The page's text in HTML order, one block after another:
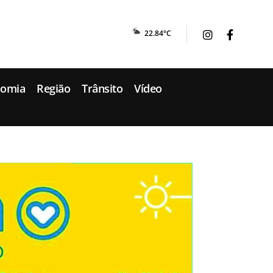
22.84°C
Região Trânsito Vídeo